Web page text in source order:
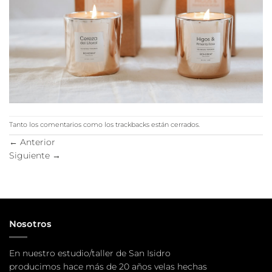
Tanto los comentarios como los trackbacks están cerrados.
← Anterior
Siguiente →
Nosotros
En nuestro estudio/taller de San Isidro
producimos hace más de 20 años velas hechas